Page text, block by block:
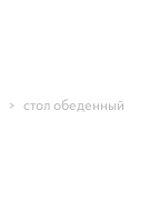
> стол обеденный